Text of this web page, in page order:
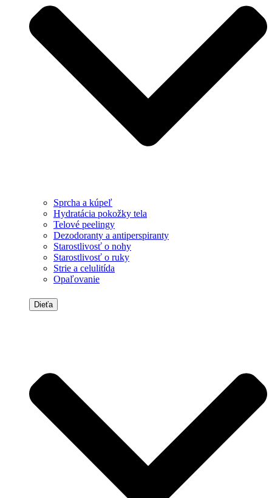
Sprcha a kúpeľ
Hydratácia pokožky tela
Telové peelingy
Dezodoranty a antiperspiranty
Starostlivosť o nohy
Starostlivosť o ruky
Strie a celulitída
Opaľovanie
Dieťa